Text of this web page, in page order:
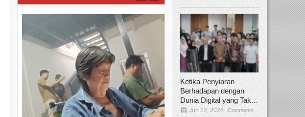
Ketika Penyiaran
Berhadapan dengan
Dunia Digital yang Tak...
Jun 22, 2026
Comments